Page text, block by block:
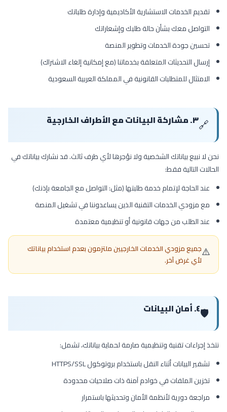
تقديم الخدمات الاستشارية الأكاديمية وإدارة طلباتك
التواصل معك بشأن حالة طلبك وإشعاراتك
تحسين جودة الخدمات وتطوير المنصة
إرسال التحديثات المتعلقة بخدماتنا (مع إمكانية إلغاء الاشتراك)
الامتثال للمتطلبات القانونية في المملكة العربية السعودية
🔗٣. مشاركة البيانات مع الأطراف الخارجية
نحن لا نبيع بياناتك الشخصية ولا نؤجرها لأي طرف ثالث. قد نشارك بياناتك في
الحالات التالية فقط:
عند الحاجة لإتمام خدمة طلبتها (مثل: التواصل مع الجامعة بإذنك)
مع مزودي الخدمات التقنية الذين يساعدوننا في تشغيل المنصة
عند الطلب من جهات قانونية أو تنظيمية معتمدة
⚠️جميع مزودي الخدمات الخارجيين ملتزمون بعدم استخدام بياناتك
لأي غرض آخر.
🛡️٤. أمان البيانات
نتخذ إجراءات تقنية وتنظيمية صارمة لحماية بياناتك، تشمل:
تشفير البيانات أثناء النقل باستخدام بروتوكول HTTPS/SSL
تخزين الملفات في خوادم آمنة ذات صلاحيات محدودة
مراجعة دورية لأنظمة الأمان وتحديثها باستمرار